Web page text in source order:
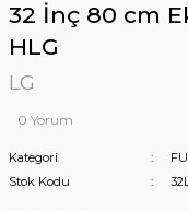
32 İnç 80 cm
HLG
LG
0 Yorum
Kategori
Stok Kodu